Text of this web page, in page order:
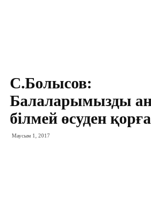
С.Болысов:
Балаларымызды
білмей өсуден
Маусым 1, 2017